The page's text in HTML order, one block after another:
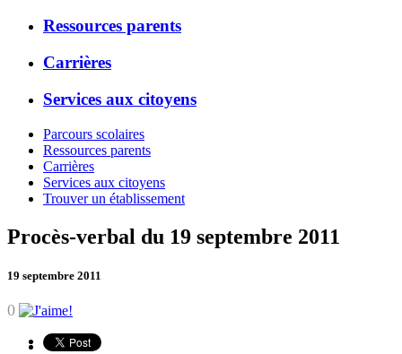
Ressources parents
Carrières
Services aux citoyens
Parcours scolaires
Ressources parents
Carrières
Services aux citoyens
Trouver un établissement
Procès-verbal du 19 septembre 2011
19 septembre 2011
0